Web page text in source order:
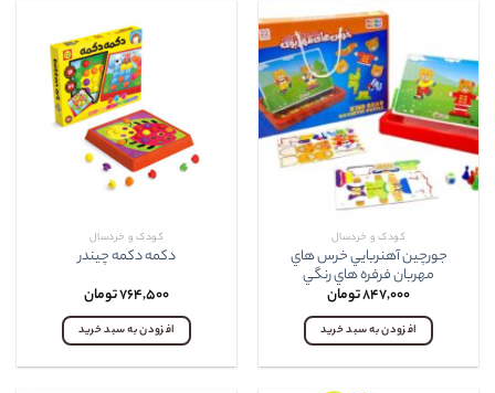
کودک و خردسال
جورچين آهنربايي خرس هاي
مهربان فرفره هاي رنگي
۸۴۷,۰۰۰تومان
افزودن به سبد خرید
کودک و خردسال
دکمه دکمه چيندر
۷۶۴,۵۰۰تومان
افزودن به سبد خرید